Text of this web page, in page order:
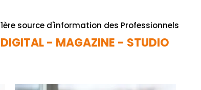
1ère source d'information des Professionnels
DIGITAL - MAGAZINE - STUDIO